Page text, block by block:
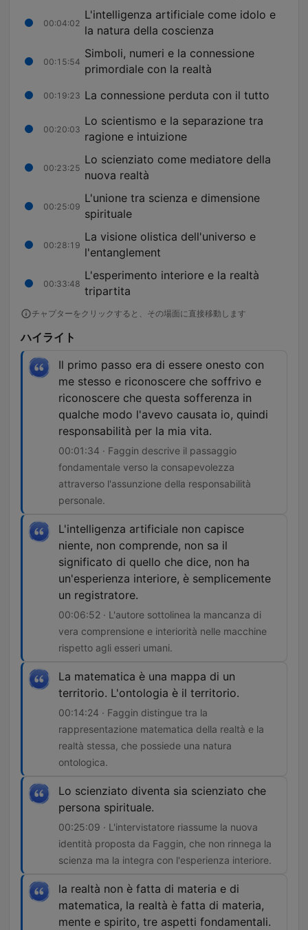
00:04:02
L'intelligenza artificiale come idolo e
la natura della coscienza
00:15:54
Simboli, numeri e la connessione
primordiale con la realtà
00:19:23 La connessione perduta con il tutto
00:20:03
Lo scientismo e la separazione tra
ragione e intuizione
00:23:25
Lo scienziato come mediatore della
nuova realtà
00:25:09
L'unione tra scienza e dimensione
spirituale
00:28:19
La visione olistica dell'universo e
l'entanglement
00:33:48
L'esperimento interiore e la realtà
tripartita
チャプターをクリックすると、その場面に直接移動します
ハイライト
Il primo passo era di essere onesto con
me stesso e riconoscere che soffrivo e
riconoscere che questa sofferenza in
qualche modo l'avevo causata io, quindi
responsabilità per la mia vita.
00:01:34 · Faggin descrive il passaggio
fondamentale verso la consapevolezza
attraverso l'assunzione della responsabilità
personale.
L'intelligenza artificiale non capisce
niente, non comprende, non sa il
significato di quello che dice, non ha
un'esperienza interiore, è semplicemente
un registratore.
00:06:52 · L'autore sottolinea la mancanza di
vera comprensione e interiorità nelle macchine
rispetto agli esseri umani.
La matematica è una mappa di un
territorio. L'ontologia è il territorio.
00:14:24 · Faggin distingue tra la
rappresentazione matematica della realtà e la
realtà stessa, che possiede una natura
ontologica.
Lo scienziato diventa sia scienziato che
persona spirituale.
00:25:09 · L'intervistatore riassume la nuova
identità proposta da Faggin, che non rinnega la
scienza ma la integra con l'esperienza interiore.
la realtà non è fatta di materia e di
matematica, la realtà è fatta di materia,
mente e spirito, tre aspetti fondamentali.